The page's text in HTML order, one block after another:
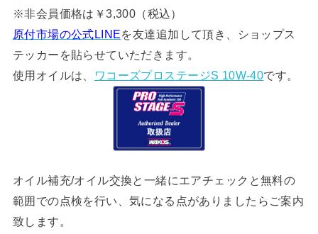
※非会員価格は￥3,300（税込）
原付市場の公式LINEを友達追加して頂き、ショップス
テッカーを貼らせていただきます。
使用オイルは、
ワコーズプロステージS 10W-40です。
オイル補充/オイル交換と一緒にエアチェックと無料の
範囲での点検を行い、気になる点がありましたらご案内
致します。